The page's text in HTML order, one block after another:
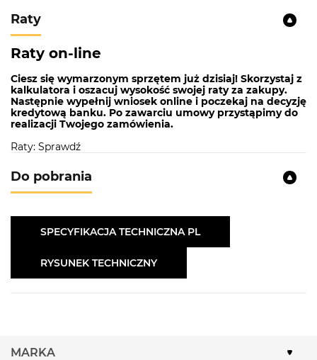
Raty
Raty on-line
Ciesz się wymarzonym sprzętem już dzisiaj! Skorzystaj z
kalkulatora i oszacuj wysokość swojej raty za zakupy.
Następnie wypełnij wniosek online i poczekaj na decyzję
kredytową banku. Po zawarciu umowy przystąpimy do
realizacji Twojego zamówienia.
Raty: Sprawdź
Do pobrania
SPECYFIKACJA TECHNICZNA PL
RYSUNEK TECHNICZNY
MARKA